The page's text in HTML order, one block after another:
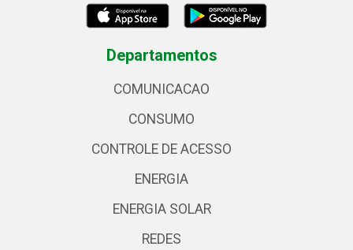
Departamentos
COMUNICACAO
CONSUMO
CONTROLE DE ACESSO
ENERGIA
ENERGIA SOLAR
REDES